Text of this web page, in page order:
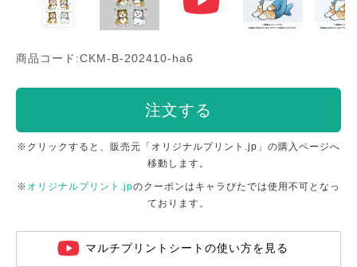
商品コード:CKM-B-202410-ha6
注文する
※クリックすると、販売元「オリジナルプリント.jp」の購入ページへ
移動します。
※ オリジナルプリント.jpのクーポンはキャラぴたでは使用不可となっ
ております。
マルチプリントシートの使い方を見る